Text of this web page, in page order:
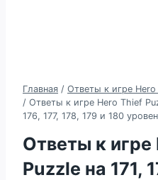
Главная / Ответы к игре
/ Ответы к игре Hero Thief
176, 177, 178, 179 и 180
Ответы к игре
Puzzle на 171,